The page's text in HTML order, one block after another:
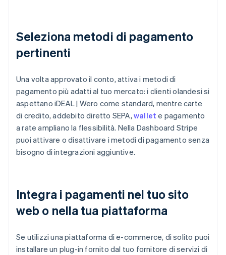
Seleziona metodi di pagamento
pertinenti
Una volta approvato il conto, attiva i metodi di
pagamento più adatti al tuo mercato: i clienti olandesi si
aspettano iDEAL | Wero come standard, mentre carte
di credito, addebito diretto SEPA, wallet e pagamento
a rate ampliano la flessibilità. Nella Dashboard Stripe
puoi attivare o disattivare i metodi di pagamento senza
bisogno di integrazioni aggiuntive.
Integra i pagamenti nel tuo sito
web o nella tua piattaforma
Se utilizzi una piattaforma di e-commerce, di solito puoi
installare un plug-in fornito dal tuo fornitore di servizi di